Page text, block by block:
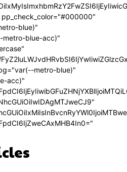
pp_check_color="#000000"
blue)"
metro-blue-acc)"
metro-blue)"
acc)"